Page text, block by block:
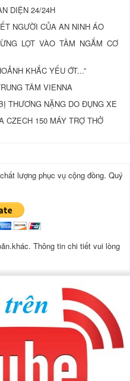
DIỆN 24/24H
NGƯỜI CỦA AN NINH ÁO
LỌT VÀO TẦM NGẮM CƠ
KHẮC YẾU ỚT...”
TÂM VIENNA
THƯƠNG NẶNG DO ĐỤNG XE
CZECH 150 MÁY TRỢ THỞ
lượng phục vụ cộng đồng. Quý
Thông tin chi tiết vui lòng